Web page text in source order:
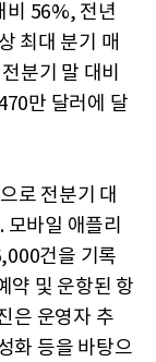
비 56%, 전년
최대 분기 매
분기 말 대비
만 달러에 달
로 전분기 대
바일 애플리
건을 기록
약 및 운항된 항
은 운영자 추
화 등을 바탕으